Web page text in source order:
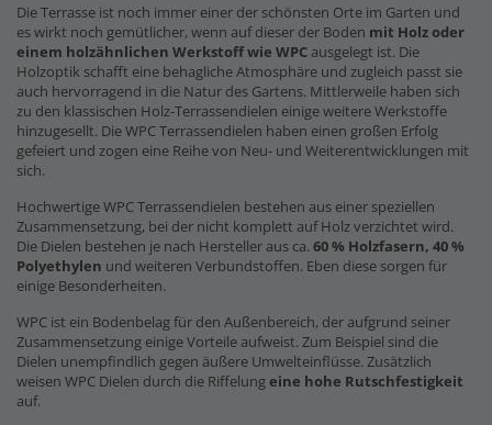
Die Terrasse ist noch immer einer der schönsten Orte im Garten und
es wirkt noch gemütlicher, wenn auf dieser der Boden mit Holz oder
einem holzähnlichen Werkstoff wie WPCausgelegt ist. Die
Holzoptik schafft eine behagliche Atmosphäre und zugleich passt sie
auch hervorragend in die Natur des Gartens. Mittlerweile haben sich
zu den klassischen Holz-Terrassendielen einige weitere Werkstoffe
hinzugesellt. Die WPC Terrassendielen haben einen großen Erfolg
gefeiert und zogen eine Reihe von Neu- und Weiterentwicklungen mit
sich.
Hochwertige WPC Terrassendielen bestehen aus einer speziellen
Zusammensetzung, bei der nicht komplett auf Holz verzichtet wird.
Die Dielen bestehen je nach Hersteller aus ca. 60 % Holzfasern, 40 %
Polyethylen und weiteren Verbundstoffen. Eben diese sorgen für
einige Besonderheiten.
WPC ist ein Bodenbelag für den Außenbereich, der aufgrund seiner
Zusammensetzung einige Vorteile aufweist. Zum Beispiel sind die
Dielen unempfindlich gegen äußere Umwelteinflüsse. Zusätzlich
weisen WPC Dielen durch die Riffelungeine hohe Rutschfestigkeit
auf.